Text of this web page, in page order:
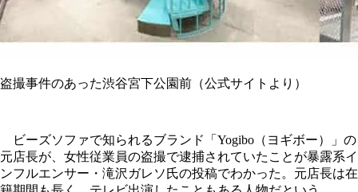
盗撮事件のあった渋谷宮下公園前（公式サイトより）
ビーズソファで知られるブランド「Yogibo（ヨギボー）」の
元店長が、女性従業員の盗撮で逮捕されていたことが暴露系イ
ンフルエンサー・滝沢ガレソ氏の投稿でわかった。元店長は在